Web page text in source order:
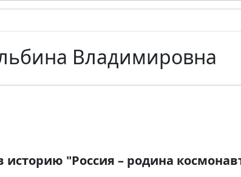
Владимировна
историю "Россия – родина